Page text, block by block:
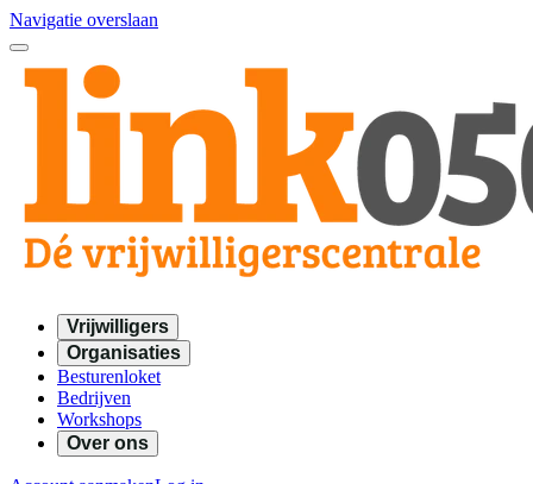
Navigatie overslaan
Vrijwilligers
Organisaties
Besturenloket
Bedrijven
Workshops
Over ons